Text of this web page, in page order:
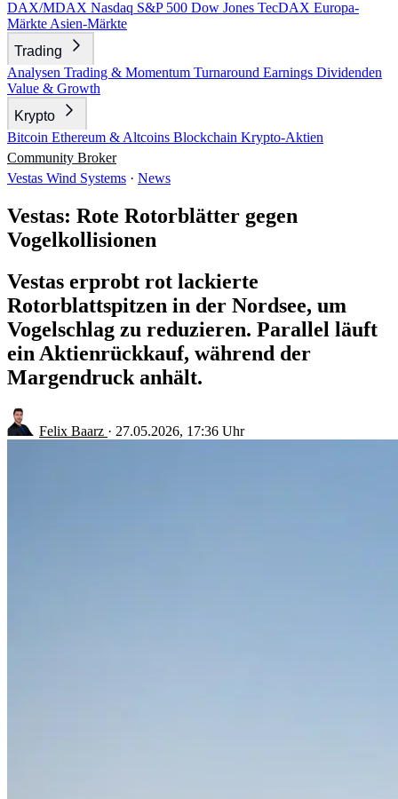
DAX/MDAX Nasdaq S&P 500 Dow Jones TecDAX Europa-
Märkte Asien-Märkte
Trading
Analysen Trading & Momentum Turnaround Earnings Dividenden
Value & Growth
Krypto
Bitcoin Ethereum & Altcoins Blockchain Krypto-Aktien
Community Broker
Vestas Wind Systems · News
Vestas: Rote Rotorblätter gegen
Vogelkollisionen
Vestas erprobt rot lackierte
Rotorblattspitzen in der Nordsee, um
Vogelschlag zu reduzieren. Parallel läuft
ein Aktienrückkauf, während der
Margendruck anhält.
Felix Baarz · 27.05.2026, 17:36 Uhr